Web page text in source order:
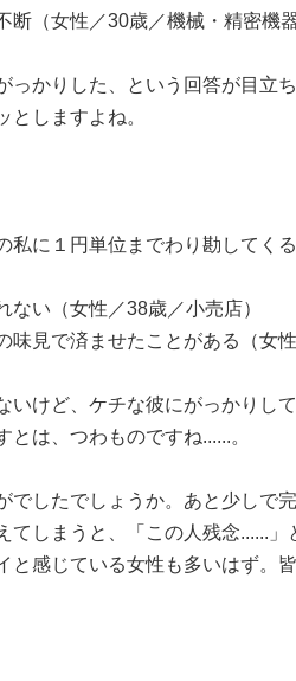
断（女性／30歳／機械・精密機器
っかりした、という回答が目立
としますよね。
私に１円単位までわり勘してく
ない（女性／38歳／小売店）
味見で済ませたことがある（女
いけど、ケチな彼にがっかりし
は、つわものですね......。
でしたでしょうか。あと少しで
てしまうと、「この人残念......」
と感じている女性も多いはず。